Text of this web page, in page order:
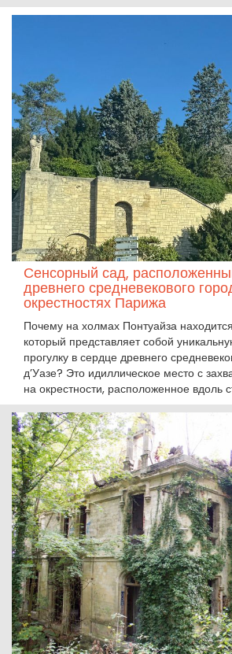
Сенсорный сад,
древнего средневекового
окрестностях Парижа
Почему на холмах Понтуайза
который представляет собой
прогулку в сердце древнего
д’Уазе? Это идиллическое место с
на окрестности, расположенное вдоль